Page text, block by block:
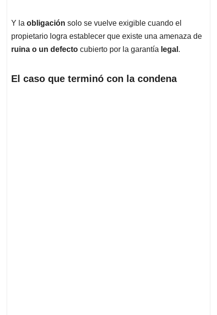
Y la obligación solo se vuelve exigible cuando el
propietario logra establecer que existe una amenaza de
ruina o un defecto cubierto por la garantía legal .
El caso que terminó con la condena